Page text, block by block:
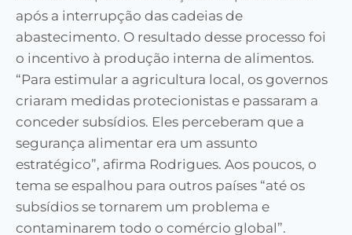
após a interrupção das cadeias de
abastecimento. O resultado desse processo foi
o incentivo à produção interna de alimentos.
“Para estimular a agricultura local, os governos
criaram medidas protecionistas e passaram a
conceder subsídios. Eles perceberam que a
segurança alimentar era um assunto
estratégico”, afirma Rodrigues. Aos poucos, o
tema se espalhou para outros países “até os
subsídios se tornarem um problema e
contaminarem todo o comércio global”.